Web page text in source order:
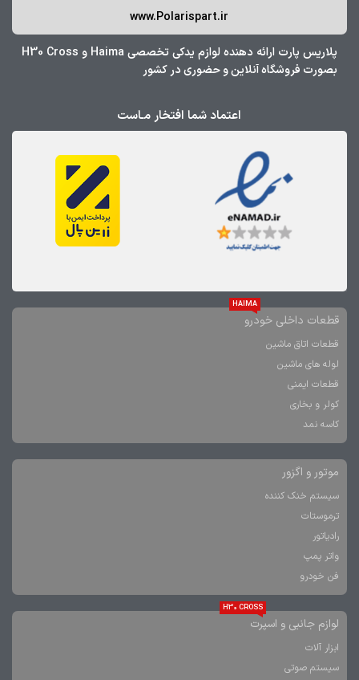
www.Polarispart.ir
پلاریس پارت ارائه دهنده لوازم یدکی تخصصی Haima و H30 Cross
بصورت فروشگاه آنلاین و حضوری در کشور
اعتماد شما افتخار مـاست
قطعات داخلی خودرو
HAIMA
قطعات اتاق ماشین
لوله های ماشین
قطعات ایمنی
کولر و بخاری
کاسه نمد
موتور و اگزور
سیستم خنک کننده
ترموستات
رادیاتور
واتر پمپ
فن خودرو
لوازم جانبی و اسپرت
H30 CROSS
ابزار آلات
سیستم صوتی